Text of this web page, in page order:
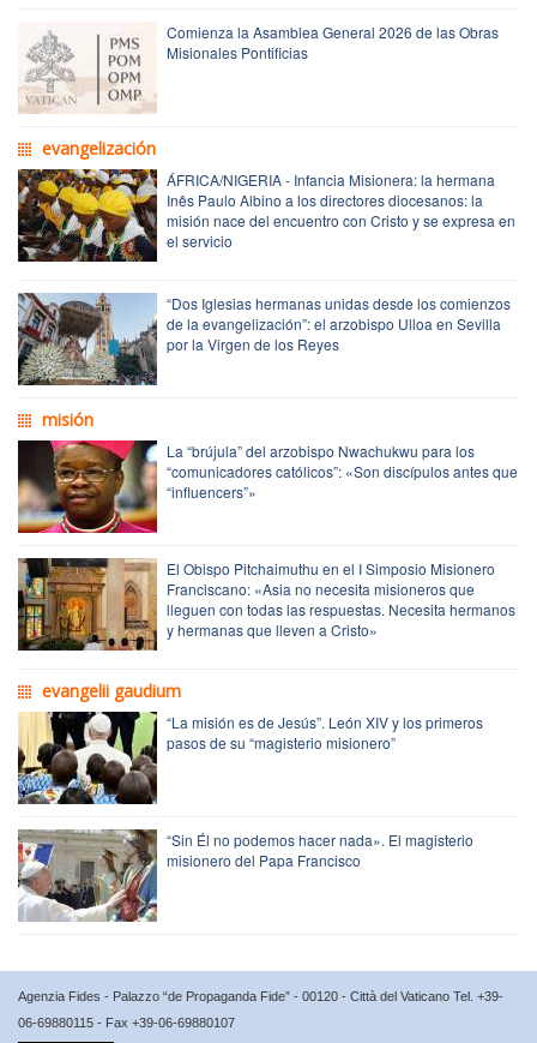
Comienza la Asamblea General 2026 de las Obras
Misionales Pontificias
evangelización
ÁFRICA/NIGERIA - Infancia Misionera: la hermana
Inês Paulo Albino a los directores diocesanos: la
misión nace del encuentro con Cristo y se expresa en
el servicio
“Dos Iglesias hermanas unidas desde los comienzos
de la evangelización”: el arzobispo Ulloa en Sevilla
por la Virgen de los Reyes
misión
La “brújula” del arzobispo Nwachukwu para los
“comunicadores católicos”: «Son discípulos antes que
“influencers”»
El Obispo Pitchaimuthu en el I Simposio Misionero
Franciscano: «Asia no necesita misioneros que
lleguen con todas las respuestas. Necesita hermanos
y hermanas que lleven a Cristo»
evangelii gaudium
“La misión es de Jesús”. León XIV y los primeros
pasos de su “magisterio misionero”
“Sin Él no podemos hacer nada». El magisterio
misionero del Papa Francisco
Agenzia Fides - Palazzo “de Propaganda Fide” - 00120 - Città del Vaticano Tel. +39-
06-69880115 - Fax +39-06-69880107